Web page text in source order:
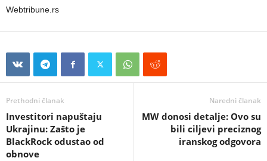
Webtribune.rs
Prethodni članak
Investitori napuštaju
Ukrajinu: Zašto je
BlackRock odustao od
obnovе
Naredni članak
MW donosi detalje: Ovo su
bili ciljevi preciznog
iranskog odgovora